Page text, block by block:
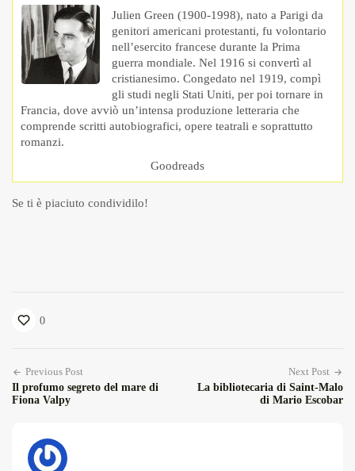
Julien Green (1900-1998), nato a Parigi da
genitori americani protestanti, fu volontario
nell’esercito francese durante la Prima
guerra mondiale. Nel 1916 si convertì al
cristianesimo. Congedato nel 1919, compì
gli studi negli Stati Uniti, per poi tornare in
Francia, dove avviò un’intensa produzione letteraria che
comprende scritti autobiografici, opere teatrali e soprattutto
romanzi.
Goodreads
Se ti è piaciuto condividilo!
0
Previous Post
Il profumo segreto del mare di
Fiona Valpy
Next Post
La bibliotecaria di Saint-Malo
di Mario Escobar